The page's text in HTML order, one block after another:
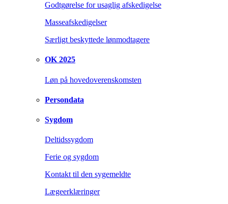
Godtgørelse for usaglig afskedigelse
Masseafskedigelser
Særligt beskyttede lønmodtagere
OK 2025
Løn på hovedoverenskomsten
Persondata
Sygdom
Deltidssygdom
Ferie og sygdom
Kontakt til den sygemeldte
Lægeerklæringer